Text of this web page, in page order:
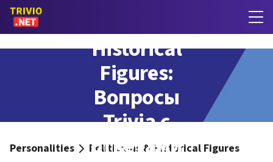
Historical
Figures:
Вопросы
Trivia с
ответами
Personalities Politicians & Historical Figures